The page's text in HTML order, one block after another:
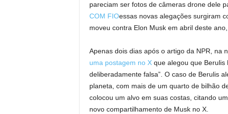
pareciam ser fotos de câmeras drone dele
COM FIOessas novas alegações surgiram
moveu contra Elon Musk em abril deste
Apenas dois dias após o artigo da NPR, na
uma postagem no Xque alegou que Berulis
deliberadamente falsa”. O caso de Berulis
planeta, com mais de um quarto de bilhão
colocou um alvo em suas costas, citando
novo compartilhamento de Musk no X.